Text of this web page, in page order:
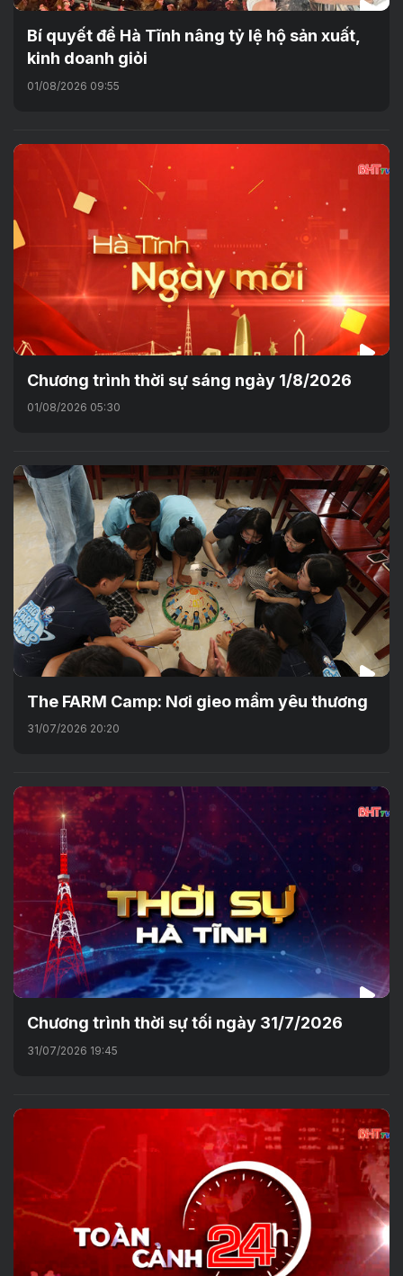
Bí quyết để Hà Tĩnh nâng tỷ lệ hộ sản xuất,
kinh doanh giỏi
01/08/2026 09:55
Chương trình thời sự sáng ngày 1/8/2026
01/08/2026 05:30
The FARM Camp: Nơi gieo mầm yêu thương
31/07/2026 20:20
Chương trình thời sự tối ngày 31/7/2026
31/07/2026 19:45